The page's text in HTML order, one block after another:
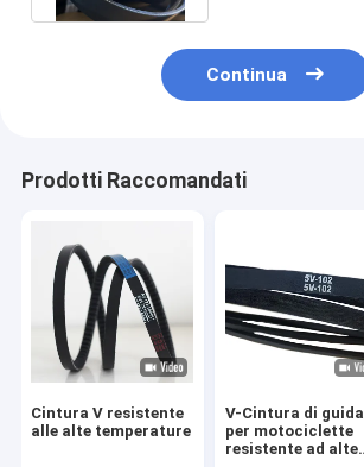
Continua
Prodotti Raccomandati
Cintura V resistente
alle alte temperature
V-Cintura di guida
per motociclette
resistente ad alte